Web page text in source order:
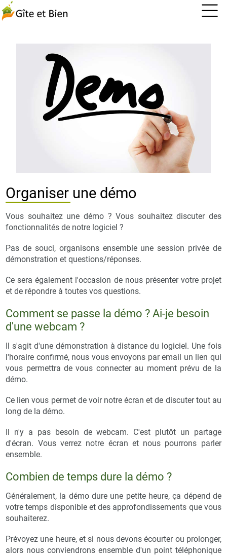
Organiser une démo
Vous souhaitez une démo ? Vous souhaitez discuter des
fonctionnalités de notre logiciel ?
Pas de souci, organisons ensemble une session privée de
démonstration et questions/réponses.
Ce sera également l'occasion de nous présenter votre projet
et de répondre à toutes vos questions.
Comment se passe la démo ? Ai-je besoin
d'une webcam ?
Il s'agit d'une démonstration à distance du logiciel. Une fois
l'horaire confirmé, nous vous envoyons par email un lien qui
vous permettra de vous connecter au moment prévu de la
démo.
Ce lien vous permet de voir notre écran et de discuter tout au
long de la démo.
Il n'y a pas besoin de webcam. C'est plutôt un partage
d'écran. Vous verrez notre écran et nous pourrons parler
ensemble.
Combien de temps dure la démo ?
Généralement, la démo dure une petite heure, ça dépend de
votre temps disponible et des approfondissements que vous
souhaiterez.
Prévoyez une heure, et si nous devons écourter ou prolonger,
alors nous conviendrons ensemble d'un point téléphonique